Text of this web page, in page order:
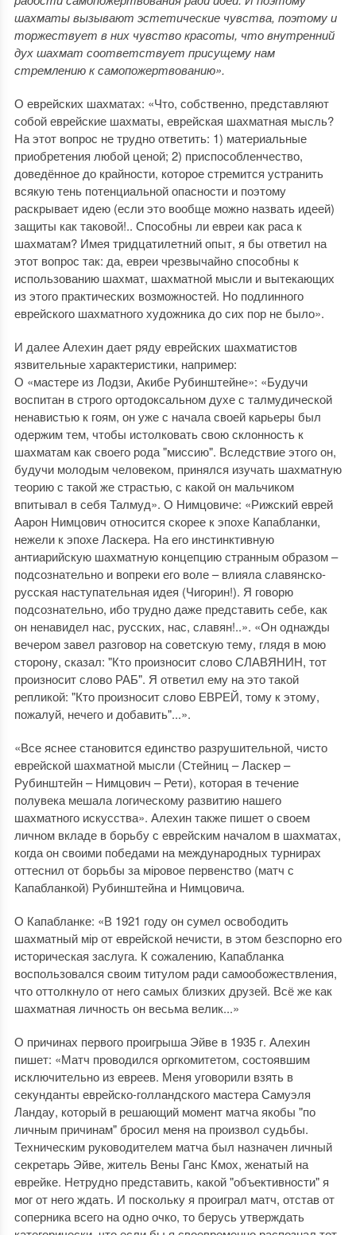
шахматы вызывают эстетические чувства, поэтому и
торжествует в них чувство красоты, что внутренний
дух шахмат соответствует присущему нам
стремлению к самопожертвованию».
О еврейских шахматах: «Что, собственно, представляют
собой еврейские шахматы, еврейская шахматная мысль?
На этот вопрос не трудно ответить: 1) материальные
приобретения любой ценой; 2) приспособленчество,
доведённое до крайности, которое стремится устранить
всякую тень потенциальной опасности и поэтому
раскрывает идею (если это вообще можно назвать идеей)
защиты как таковой!.. Способны ли евреи как раса к
шахматам? Имея тридцатилетний опыт, я бы ответил на
этот вопрос так: да, евреи чрезвычайно способны к
использованию шахмат, шахматной мысли и вытекающих
из этого практических возможностей. Но подлинного
еврейского шахматного художника до сих пор не было».
И далее Алехин дает ряду еврейских шахматистов
язвительные характеристики, например:
О «мастере из Лодзи, Акибе Рубинштейне»: «Будучи
воспитан в строго ортодоксальном духе с талмудической
ненавистью к гоям, он уже с начала своей карьеры был
одержим тем, чтобы истолковать свою склонность к
шахматам как своего рода "миссию". Вследствие этого он,
будучи молодым человеком, принялся изучать шахматную
теорию с такой же страстью, с какой он мальчиком
впитывал в себя Талмуд». О Нимцовиче: «Рижский еврей
Аарон Нимцович относится скорее к эпохе Капабланки,
нежели к эпохе Ласкера. На его инстинктивную
антиарийскую шахматную концепцию странным образом –
подсознательно и вопреки его воле – влияла славянско-
русская наступательная идея (Чигорин!). Я говорю
подсознательно, ибо трудно даже представить себе, как
он ненавидел нас, русских, нас, славян!..». «Он однажды
вечером завел разговор на советскую тему, глядя в мою
сторону, сказал: "Кто произносит слово СЛАВЯНИН, тот
произносит слово РАБ". Я ответил ему на это такой
репликой: "Кто произносит слово ЕВРЕЙ, тому к этому,
пожалуй, нечего и добавить"...».
«Все яснее становится единство разрушительной, чисто
еврейской шахматной мысли (Стейниц – Ласкер –
Рубинштейн – Нимцович – Рети), которая в течение
полувека мешала логическому развитию нашего
шахматного искусства». Алехин также пишет о своем
личном вкладе в борьбу с еврейским началом в шахматах,
когда он своими победами на международных турнирах
оттеснил от борьбы за міровое первенство (матч с
Капабланкой) Рубинштейна и Нимцовича.
О Капабланке: «В 1921 году он сумел освободить
шахматный мір от еврейской нечисти, в этом безспорно его
историческая заслуга. К сожалению, Капабланка
воспользовался своим титулом ради самообожествления,
что оттолкнуло от него самых близких друзей. Всё же как
шахматная личность он весьма велик...»
О причинах первого проигрыша Эйве в 1935 г. Алехин
пишет: «Матч проводился оргкомитетом, состоявшим
исключительно из евреев. Меня уговорили взять в
секунданты еврейско-голландского мастера Самуэля
Ландау, который в решающий момент матча якобы "по
личным причинам" бросил меня на произвол судьбы.
Техническим руководителем матча был назначен личный
секретарь Эйве, житель Вены Ганс Кмох, женатый на
еврейке. Нетрудно представить, какой "объективности" я
мог от него ждать. И поскольку я проиграл матч, отстав от
соперника всего на одно очко, то берусь утверждать